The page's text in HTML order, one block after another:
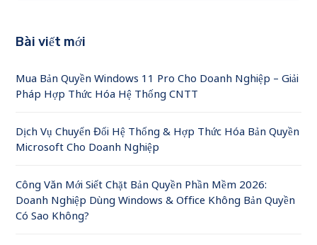
Bài viết mới
Mua Bản Quyền Windows 11 Pro Cho Doanh Nghiệp – Giải
Pháp Hợp Thức Hóa Hệ Thống CNTT
Dịch Vụ Chuyển Đổi Hệ Thống & Hợp Thức Hóa Bản Quyền
Microsoft Cho Doanh Nghiệp
Công Văn Mới Siết Chặt Bản Quyền Phần Mềm 2026:
Doanh Nghiệp Dùng Windows & Office Không Bản Quyền
Có Sao Không?